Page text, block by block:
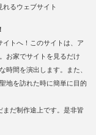
れるウェブサイト
イトへ！このサイトは、ア
お家でサイトを見るだけ
時間を演出します。また、
地を訪れた時に簡単に目的
だ制作途上です。是非皆